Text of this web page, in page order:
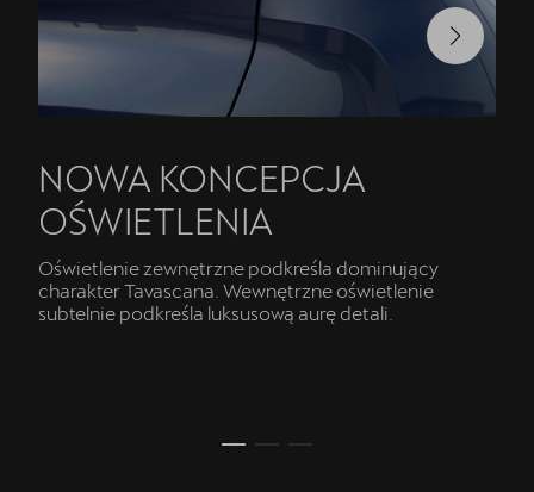
NOWA KONCEPCJA
OŚWIETLENIA
Oświetlenie zewnętrzne podkreśla dominujący
charakter Tavascana. Wewnętrzne oświetlenie
subtelnie podkreśla luksusową aurę detali.